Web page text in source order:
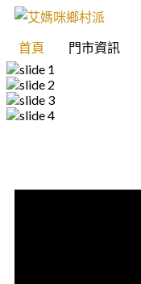
首頁 門市資訊